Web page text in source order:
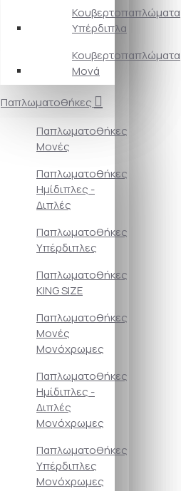
Κουβερτοπαπλώματα
Υπέρδιπλα
Κουβερτοπαπλώματα
Μονά
Παπλωματοθήκες
Παπλωματοθήκες
Μονές
Παπλωματοθήκες
Ημίδιπλες -
Διπλές
Παπλωματοθήκες
Υπέρδιπλες
Παπλωματοθήκες
KING SIZE
Παπλωματοθήκες
Μονές
Μονόχρωμες
Παπλωματοθήκες
Ημίδιπλες -
Διπλές
Μονόχρωμες
Παπλωματοθήκες
Υπέρδιπλες
Μονόχρωμες